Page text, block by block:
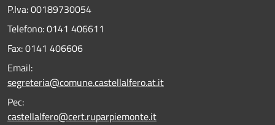
P.Iva: 00189730054
Telefono:0141 406611
Fax:0141 406606
Email:
segreteria@comune.castellalfero.at.it
Pec:
castellalfero@cert.ruparpiemonte.it